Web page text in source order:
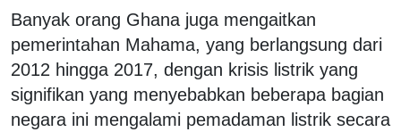
Banyak orang Ghana juga mengaitkan
pemerintahan Mahama, yang berlangsung dari
2012 hingga 2017, dengan krisis listrik yang
signifikan yang menyebabkan beberapa bagian
negara ini mengalami pemadaman listrik secara